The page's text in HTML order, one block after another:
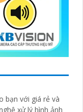
bạn với giá rẻ và